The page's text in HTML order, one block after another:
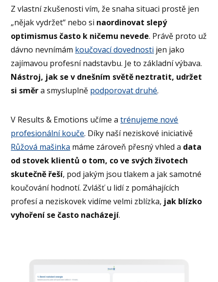
Z vlastní zkušenosti vím, že snaha situaci prostě jen
„nějak vydržet“ nebo si naordinovat slepý
optimismus často k ničemu nevede. Právě proto už
dávno nevnímám koučovací dovednosti jen jako
zajímavou profesní nadstavbu. Je to základní výbava.
Nástroj, jak se v dnešním světě neztratit, udržet
si směra smysluplně podporovat druhé.
V Results & Emotions učíme atrénujeme nové
profesionální kouče. Díky naší neziskové iniciativě
Růžová mašinka máme zároveň přesný vhled a data
od stovek klientů o tom, co ve svých životech
skutečně řeší, pod jakým jsou tlakem a jak samotné
koučování hodnotí. Zvlášť u lidí z pomáhajících
profesí a neziskovek vidíme velmi zblízka, jak blízko
vyhoření se často nacházejí.